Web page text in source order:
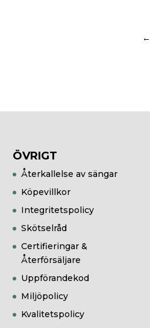
←
ÖVRIGT
Återkallelse av sängar
Köpevillkor
Integritetspolicy
Skötselråd
Certifieringar &
Återförsäljare
Uppförandekod
Miljöpolicy
Kvalitetspolicy